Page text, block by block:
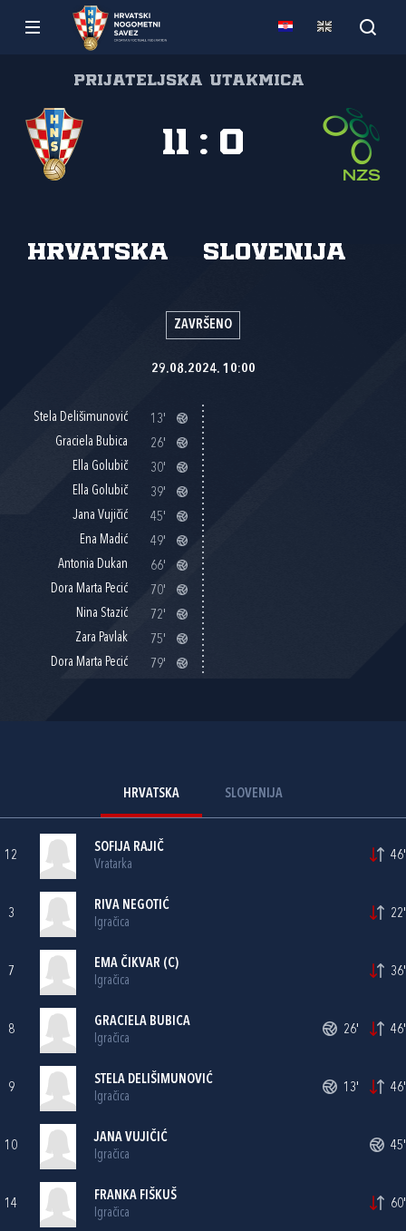
Prijateljska utakmica
Hrvatska Slovenija
11 : 0
ZAVRŠENO
29.08.2024. 10:00
Stela Delišimunović
13'
Graciela Bubica
26'
Ella Golubič
30'
Ella Golubič
39'
Jana Vujičić
45'
Ena Madić
49'
Antonia Dukan
66'
Dora Marta Pecić
70'
Nina Stazić
72'
Zara Pavlak
75'
Dora Marta Pecić
79'
HRVATSKA SLOVENIJA
12
SOFIJA RAJIČ
Vratarka
46'
3
RIVA NEGOTIĆ
Igračica
22'
7
EMA ČIKVAR (C)
Igračica
36'
8
GRACIELA BUBICA
Igračica
26' 46'
9
STELA DELIŠIMUNOVIĆ
Igračica
13' 46'
10
JANA VUJIČIĆ
Igračica
45'
14
FRANKA FIŠKUŠ
Igračica
60'